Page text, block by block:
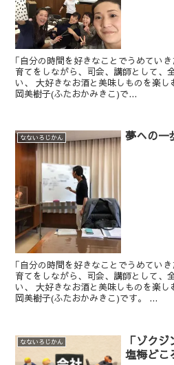
｢自分の時間を好きなことでうめてい
育てをしながら、司会、講師として、
い、 大好きなお酒と美味しものを楽
岡美樹子(ふたおかみきこ)で...
なないろじかん 夢への一
｢自分の時間を好きなことでうめてい
育てをしながら、司会、講師として、
い、 大好きなお酒と美味しものを楽
岡美樹子(ふたおかみきこ)です。 ...
なないろじかん
「ゾク
塩梅どこ